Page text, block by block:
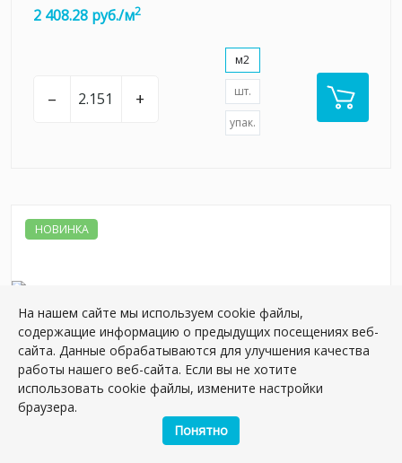
2 408.28 руб./м2
– +
м2
шт.
упак.
НОВИНКА
KM6012B0161R Таделакт синий матовый
обрезной 60x119,5x0,9 керамическая плитка
На нашем сайте мы используем cookie файлы,
содержащие информацию о предыдущих посещениях веб-
сайта. Данные обрабатываются для улучшения качества
работы нашего веб-сайта. Если вы не хотите
использовать cookie файлы, измените настройки
браузера.
Понятно